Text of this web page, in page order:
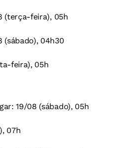
(terça-feira), 05h
(sábado), 04h30
feira), 05h
19/08 (sábado), 05h
07h